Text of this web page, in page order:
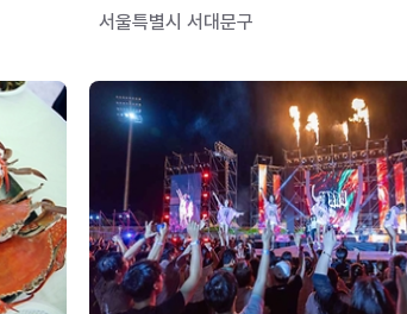
서울특별시 서대문구